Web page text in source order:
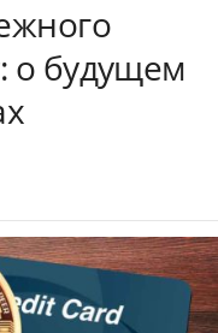
о будущем